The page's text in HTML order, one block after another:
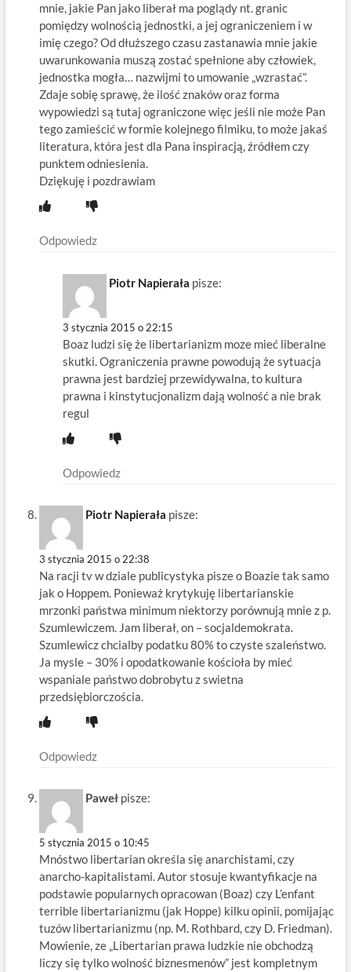
mnie, jakie Pan jako liberał ma poglądy nt. granic
pomiędzy wolnością jednostki, a jej ograniczeniem i w
imię czego? Od dłuższego czasu zastanawia mnie jakie
uwarunkowania muszą zostać spełnione aby człowiek,
jednostka mogła… nazwijmi to umowanie „wzrastać”.
Zdaje sobię sprawę, że ilość znaków oraz forma
wypowiedzi są tutaj ograniczone więc jeśli nie może Pan
tego zamieścić w formie kolejnego filmiku, to może jakaś
literatura, która jest dla Pana inspiracją, źródłem czy
punktem odniesienia.
Dziękuję i pozdrawiam
Odpowiedz
Piotr Napierała pisze:
3 stycznia 2015 o 22:15
Boaz ludzi się że libertarianizm moze mieć liberalne
skutki. Ograniczenia prawne powodują że sytuacja
prawna jest bardziej przewidywalna, to kultura
prawna i kinstytucjonalizm dają wolność a nie brak
regul
Odpowiedz
Piotr Napierała pisze:
3 stycznia 2015 o 22:38
Na racji tv w dziale publicystyka pisze o Boazie tak samo
jak o Hoppem. Ponieważ krytykuję libertarianskie
mrzonki państwa minimum niektorzy porównują mnie z p.
Szumlewiczem. Jam liberał, on – socjaldemokrata.
Szumlewicz chcialby podatku 80% to czyste szaleństwo.
Ja mysle – 30% i opodatkowanie kościoła by mieć
wspaniale państwo dobrobytu z swietna
przedsiębiorczościa.
Odpowiedz
Paweł pisze:
5 stycznia 2015 o 10:45
Mnóstwo libertarian określa się anarchistami, czy
anarcho-kapitalistami. Autor stosuje kwantyfikacje na
podstawie popularnych opracowan (Boaz) czy L’enfant
terrible libertarianizmu (jak Hoppe) kilku opinii, pomijając
tuzów libertarianizmu (np. M. Rothbard, czy D. Friedman).
Mowienie, ze „Libertarian prawa ludzkie nie obchodzą
liczy się tylko wolność biznesmenów” jest kompletnym